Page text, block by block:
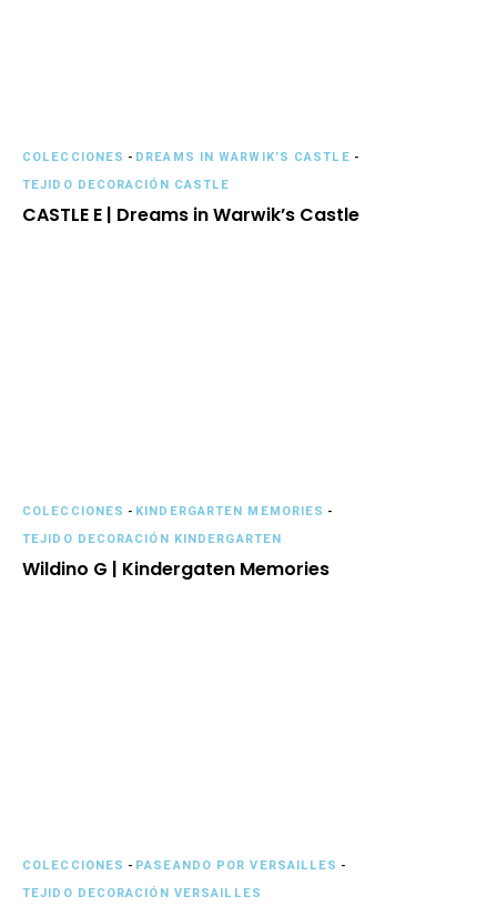
COLECCIONES - DREAMS IN WARWIK’S CASTLE -
TEJIDO DECORACIÓN CASTLE
CASTLE E | Dreams in Warwik’s Castle
COLECCIONES - KINDERGARTEN MEMORIES -
TEJIDO DECORACIÓN KINDERGARTEN
Wildino G | Kindergaten Memories
COLECCIONES - PASEANDO POR VERSAILLES -
TEJIDO DECORACIÓN VERSAILLES